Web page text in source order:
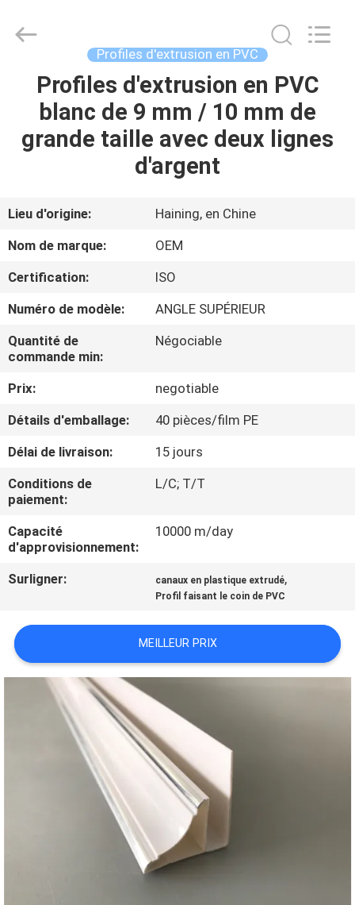
MAISON
DES
AU
SUJET
DE
VISITE
CONTRÔLE
DE
QUALITÉ
CONTACTEZ-
NOUS
UNE
CITATION
PLAN
Building
Material
Profiles d'extrusion en PVC
Profiles d'extrusion en PVC
blanc de 9 mm / 10 mm de
grande taille avec deux lignes
d'argent
Lieu d'origine:
Haining, en Chine
Nom de marque:
OEM
Certification:
ISO
Numéro de modèle:
ANGLE SUPÉRIEUR
Quantité de
commande min:
Négociable
Prix:
negotiable
Détails d'emballage:
40 pièces/film PE
Délai de livraison:
15 jours
Conditions de
paiement:
L/C; T/T
Capacité
d'approvisionnement:
10000 m/day
Surligner: canaux en plastique extrudé,
Profil faisant le coin de PVC
MEILLEUR PRIX